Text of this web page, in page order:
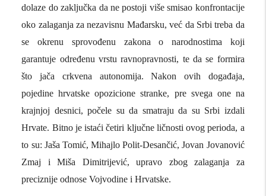
dolaze do zaključka da ne postoji više smisao konfrontacije
oko zalaganja za nezavisnu Mađarsku, već da Srbi treba da
se okrenu sprovođenu zakona o narodnostima koji
garantuje određenu vrstu ravnopravnosti, te da se formira
što jača crkvena autonomija. Nakon ovih događaja,
pojedine hrvatske opozicione stranke, pre svega one na
krajnjoj desnici, počele su da smatraju da su Srbi izdali
Hrvate. Bitno je istaći četiri ključne ličnosti ovog perioda, a
to su: Jaša Tomić, Mihajlo Polit-Desančić, Jovan Jovanović
Zmaj i Miša Dimitrijević, upravo zbog zalaganja za
preciznije odnose Vojvodine i Hrvatske.